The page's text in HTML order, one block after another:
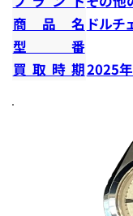
商品名 ドルチ
型番
買取時期2025